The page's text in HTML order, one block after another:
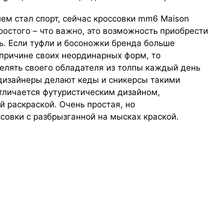
стал спорт, сейчас кроссовки mm6 Maison
– что важно, это возможность приобрести
Если туфли и босоножки бренда больше
своих неординарных форм, то
своего обладателя из толпы каждый день
делают кеды и сникерсы такими
футуристическим дизайном,
Очень простая, но
с разбрызганной на мысках краской.